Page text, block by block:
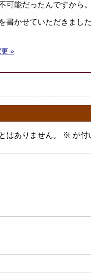
可能だったんですから。
書かせていただきました
更 »
はありません。 ※ が付